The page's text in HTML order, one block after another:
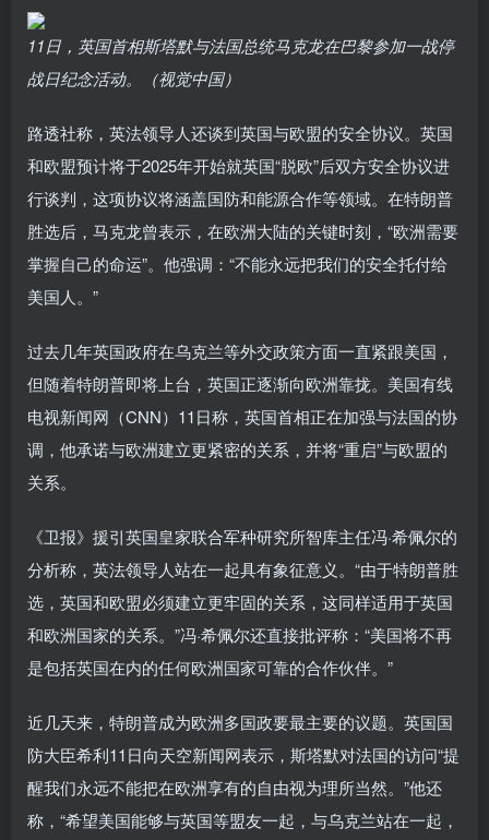
11日，英国首相斯塔默与法国总统马克龙在巴黎参加一战停
战日纪念活动。（视觉中国）
路透社称，英法领导人还谈到英国与欧盟的安全协议。英国
和欧盟预计将于2025年开始就英国“脱欧”后双方安全协议进
行谈判，这项协议将涵盖国防和能源合作等领域。在特朗普
胜选后，马克龙曾表示，在欧洲大陆的关键时刻，“欧洲需要
掌握自己的命运”。他强调：“不能永远把我们的安全托付给
美国人。”
过去几年英国政府在乌克兰等外交政策方面一直紧跟美国，
但随着特朗普即将上台，英国正逐渐向欧洲靠拢。美国有线
电视新闻网（CNN）11日称，英国首相正在加强与法国的协
调，他承诺与欧洲建立更紧密的关系，并将“重启”与欧盟的
关系。
《卫报》援引英国皇家联合军种研究所智库主任冯·希佩尔的
分析称，英法领导人站在一起具有象征意义。“由于特朗普胜
选，英国和欧盟必须建立更牢固的关系，这同样适用于英国
和欧洲国家的关系。”冯·希佩尔还直接批评称：“美国将不再
是包括英国在内的任何欧洲国家可靠的合作伙伴。”
近几天来，特朗普成为欧洲多国政要最主要的议题。英国国
防大臣希利11日向天空新闻网表示，斯塔默对法国的访问“提
醒我们永远不能把在欧洲享有的自由视为理所当然。”他还
称，“希望美国能够与英国等盟友一起，与乌克兰站在一起，